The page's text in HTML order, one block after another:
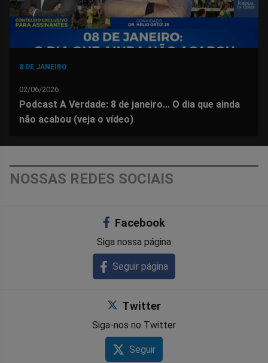
8 DE JANEIRO
02/06/2026
Podcast A Verdade: 8 de janeiro... O dia que ainda
não acabou (veja o vídeo)
NOSSAS REDES SOCIAIS
Facebook
Siga nossa página
Seguir página
Twitter
Siga-nos no Twitter
Seguir